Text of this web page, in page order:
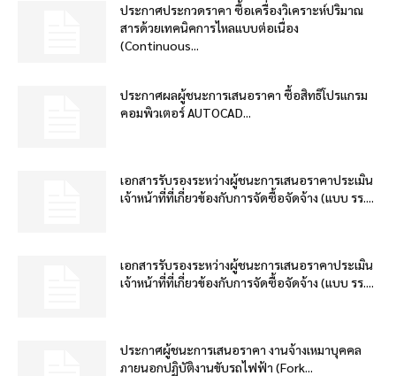
ประกาศประกวดราคา ซื้อเครื่องวิเคราะห์ปริมาณ
สารด้วยเทคนิคการไหลแบบต่อเนื่อง
(Continuous...
ประกาศผลผู้ชนะการเสนอราคา ซื้อสิทธิโปรแกรม
คอมพิวเตอร์ AUTOCAD...
เอกสารรับรองระหว่างผู้ชนะการเสนอราคาประเมิน
เจ้าหน้าที่ที่เกี่ยวข้องกับการจัดซื้อจัดจ้าง (แบบ รร....
เอกสารรับรองระหว่างผู้ชนะการเสนอราคาประเมิน
เจ้าหน้าที่ที่เกี่ยวข้องกับการจัดซื้อจัดจ้าง (แบบ รร....
ประกาศผู้ชนะการเสนอราคา งานจ้างเหมาบุคคล
ภายนอกปฏิบัติงานขับรถไฟฟ้า (Fork...